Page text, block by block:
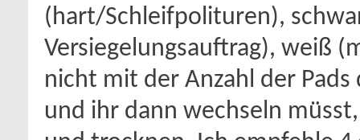
(hart/Schleifpolituren),
Versiegelungsauftrag), weiß
nicht mit der Anzahl der
und ihr dann wechseln